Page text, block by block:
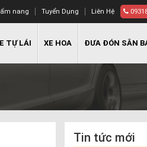
nang Tuyển Dụng Liên Hệ
TỰ LÁI XE HOA ĐƯA ĐÓN SÂN
Tin tức mới